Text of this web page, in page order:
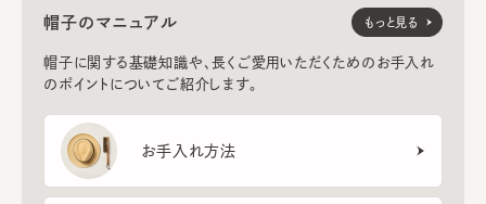
帽子のマニュアル
帽子に関する基礎知識や、長くご愛用いただくためのお手入れ
のポイントについてご紹介します。
お手入れ方法
もっと見る